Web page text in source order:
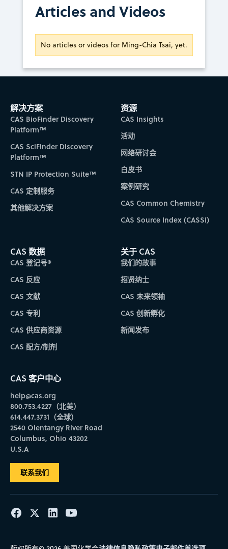
Articles and Videos
No articles or videos for Ming-Chia Tsai, yet.
解决方案
CAS BioFinder Discovery
Platform™
CAS SciFinder Discovery
Platform™
STN IP Protection Suite™
CAS 定制服务
其他解决方案
资源
CAS Insights
活动
网络研讨会
白皮书
案例研究
CAS Common Chemistry
CAS Source Index (CASSI)
CAS 数据
CAS 登记号®
CAS 反应
CAS 文献
CAS 专利
CAS 供应商资源
CAS 配方/制剂
关于 CAS
我们的故事
招贤纳士
CAS 未来领袖
CAS 创新孵化
新闻发布
CAS 客户中心
help@cas.org
800.753.4227（北美）
614.447.3731（全球）
2540 Olentangy River Road
Columbus, Ohio 43202
U.S.A
联系我们